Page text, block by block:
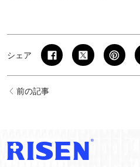
シェア
前の記事